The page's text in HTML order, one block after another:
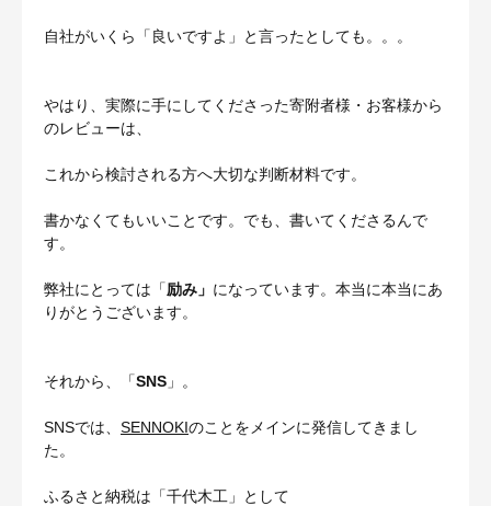
自社がいくら「良いですよ」と言ったとしても。。。
やはり、実際に手にしてくださった寄附者様・お客様から
のレビューは、
これから検討される方へ大切な判断材料です。
書かなくてもいいことです。でも、書いてくださるんで
す。
弊社にとっては「励み」 になっています。本当に本当にあ
りがとうございます。
それから、「SNS 」。
SNSでは、 SENNOKIのことをメインに発信してきまし
た。
ふるさと納税は「千代木工」として